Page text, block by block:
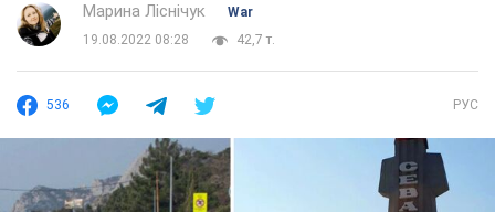
Марина Ліснічук
War
19.08.2022 08:28
42,7 т.
536 РУС